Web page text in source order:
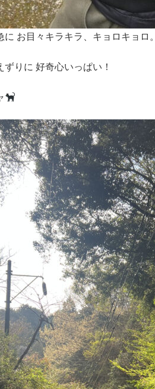
お目々キラキラ、キョロキョロ。
りに 好奇心いっぱい！